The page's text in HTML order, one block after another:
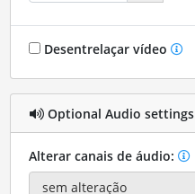
Desentrelaçar vídeo
Optional Audio settings
Alterar canais de áudio: